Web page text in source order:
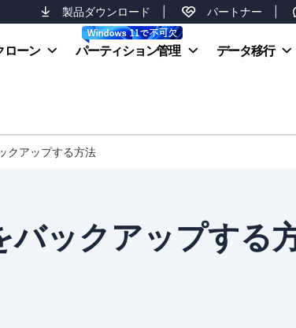
製品ダウンロード パートナー
ローン パーティション管理 データ移行
クアップする方法
ックアップする